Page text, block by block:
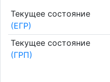
Текущее состояние
(ЕГР)
Текущее состояние
(ГРП)